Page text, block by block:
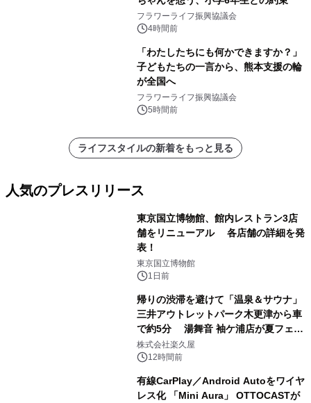
フラワーライフ振興協議会
4時間前
「わたしたちにも何かできますか？」
子どもたちの一言から、熊本支援の輪
が全国へ
フラワーライフ振興協議会
5時間前
ライフスタイルの新着をもっと見る
人気のプレスリリース
東京国立博物館、館内レストラン3店
舗をリニューアル 各店舗の詳細を発
表！
東京国立博物館
1日前
帰りの渋滞を避けて「温泉＆サウナ」
三井アウトレットパーク木更津から車
で約5分 湯舞音 袖ケ浦店が夏フェア
メニューを提供
株式会社楽久屋
12時間前
有線CarPlay／Android Autoをワイヤ
レス化 「Mini Aura」 OTTOCASTが